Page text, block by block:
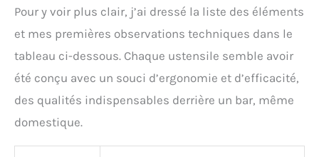
pour toutes les occasions :
amateurs de cocktails
dans votre vie avec ce
coffret cadeau mixologie
élégamment emballé.
Fabriqué en acier
Pour y voir plus clair, j’ai dressé la liste des éléments
et mes premières observations techniques dans le
tableau ci-dessous. Chaque ustensile semble avoir
été conçu avec un souci d’ergonomie et d’efficacité,
des qualités indispensables derrière un bar, même
domestique.